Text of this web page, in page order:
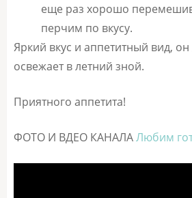
еще раз хорошо
перчим по вкусу.
Яркий вкус и аппетитный вид,
освежает в летний зной.
Приятного аппетита!
ФОТО И ВДЕО КАНАЛАЛюбим